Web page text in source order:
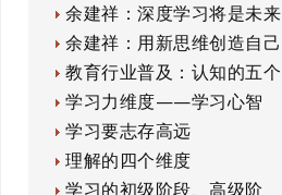
余建祥：深度学习将是未来
余建祥：用新思维创造自己
教育行业普及：认知的五个
学习力维度——学习心智
学习要志存高远
理解的四个维度
学习的初级阶段、高级阶